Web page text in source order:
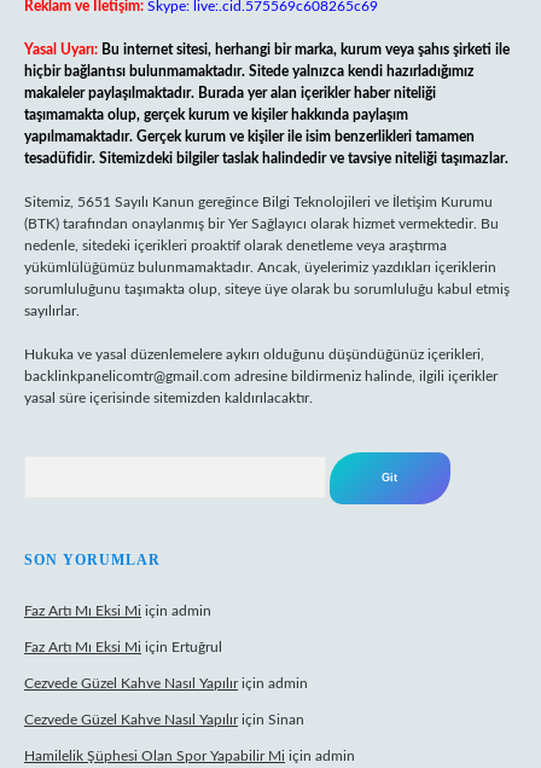
Reklam ve İletişim: Skype: live:.cid.575569c608265c69
Yasal Uyarı: Bu internet sitesi, herhangi bir marka, kurum veya şahıs şirketi ile
hiçbir bağlantısı bulunmamaktadır. Sitede yalnızca kendi hazırladığımız
makaleler paylaşılmaktadır. Burada yer alan içerikler haber niteliği
taşımamakta olup, gerçek kurum ve kişiler hakkında paylaşım
yapılmamaktadır. Gerçek kurum ve kişiler ile isim benzerlikleri tamamen
tesadüfidir. Sitemizdeki bilgiler taslak halindedir ve tavsiye niteliği taşımazlar.
Sitemiz, 5651 Sayılı Kanun gereğince Bilgi Teknolojileri ve İletişim Kurumu
(BTK) tarafından onaylanmış bir Yer Sağlayıcı olarak hizmet vermektedir. Bu
nedenle, sitedeki içerikleri proaktif olarak denetleme veya araştırma
yükümlülüğümüz bulunmamaktadır. Ancak, üyelerimiz yazdıkları içeriklerin
sorumluluğunu taşımakta olup, siteye üye olarak bu sorumluluğu kabul etmiş
sayılırlar.
Hukuka ve yasal düzenlemelere aykırı olduğunu düşündüğünüz içerikleri,
backlinkpanelicomtr@gmail.com adresine bildirmeniz halinde, ilgili içerikler
yasal süre içerisinde sitemizden kaldırılacaktır.
SON YORUMLAR
Faz Artı Mı Eksi Mi için admin
Faz Artı Mı Eksi Mi için Ertuğrul
Cezvede Güzel Kahve Nasıl Yapılıriçin admin
Cezvede Güzel Kahve Nasıl Yapılıriçin Sinan
Hamilelik Şüphesi Olan Spor Yapabilir Mi için admin